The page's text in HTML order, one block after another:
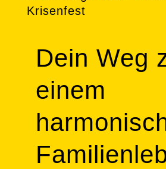
Krisenfest
Dein Weg
einem